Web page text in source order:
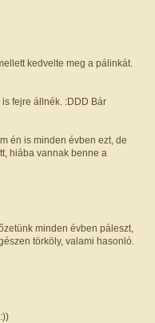
kedvelte meg a pálinkát.
fejre állnék. :DDD Bár
én is minden évben ezt, de
hiába vannak benne a
minden évben páleszt,
törköly, valami hasonló.